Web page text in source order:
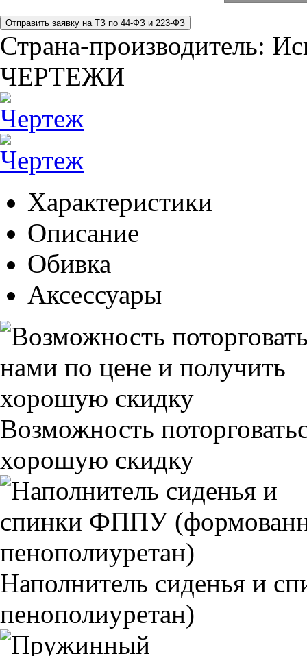
Страна-производитель:
ЧЕРТЕЖИ
Характеристики
Описание
Обивка
Аксессуары
Возможность
хорошую скидку
Наполнитель сиденья и
пенополиуретан)